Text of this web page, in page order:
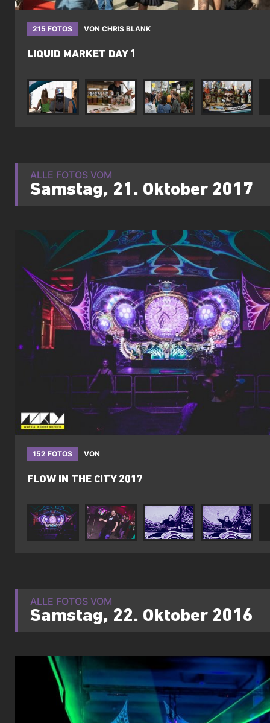
215 FOTOS VON CHRIS BLANK
LIQUID MARKET DAY 1
ALLE FOTOS VOM
Samstag, 21. Oktober 2017
152 FOTOS VON
FLOW IN THE CITY 2017
ALLE FOTOS VOM
Samstag, 22. Oktober 2016